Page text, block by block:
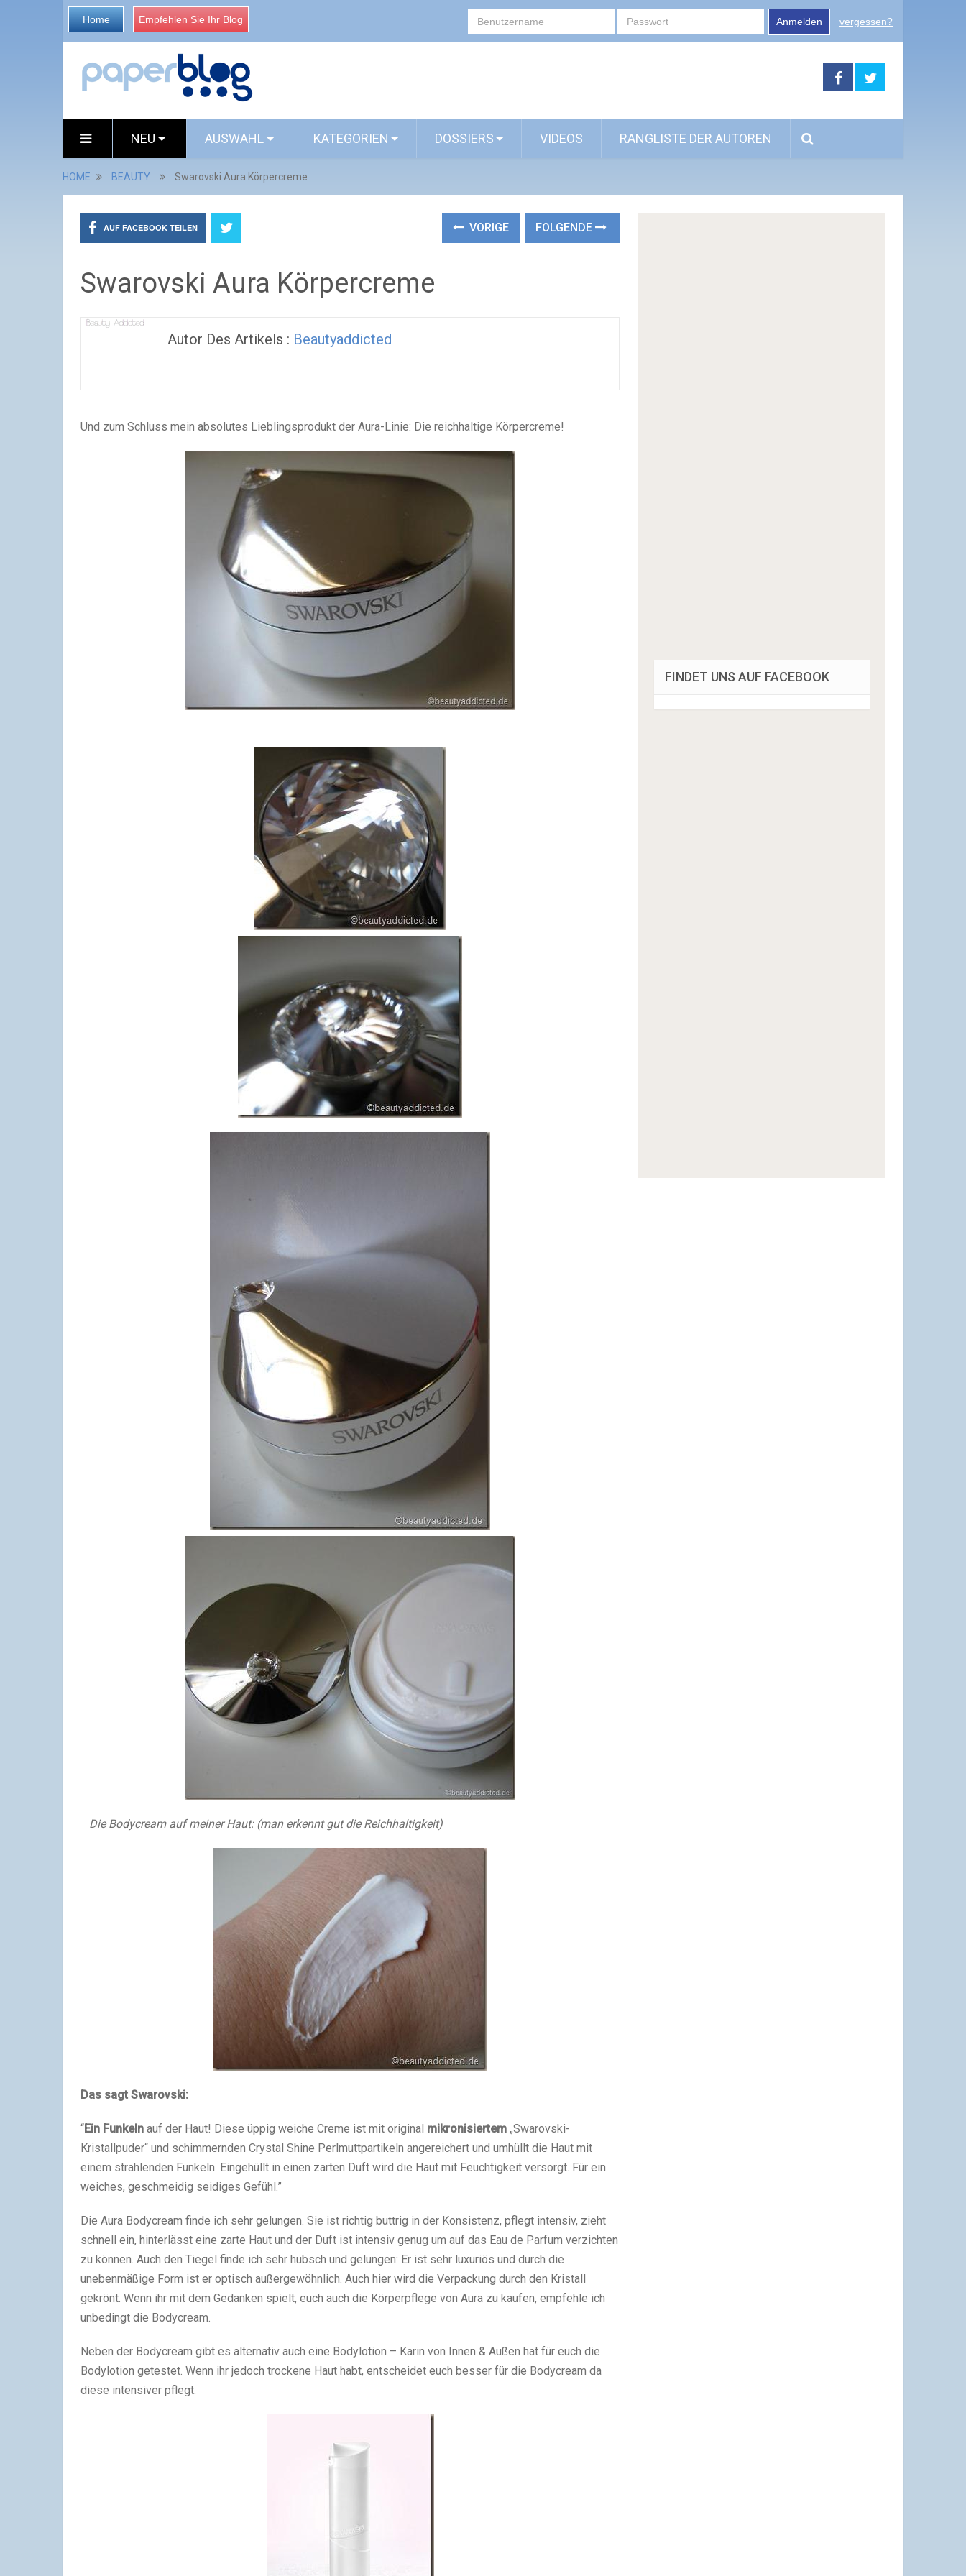
Home Empfehlen Sie Ihr Blog Anmelden vergessen?
NEU AUSWAHL KATEGORIEN DOSSIERS VIDEOS RANGLISTE DER AUTOREN
HOME BEAUTY Swarovski Aura Körpercreme
AUF FACEBOOK TEILEN VORIGE FOLGENDE
Swarovski Aura Körpercreme
Autor Des Artikels : Beautyaddicted
Und zum Schluss mein absolutes Lieblingsprodukt der Aura-Linie: Die reichhaltige Körpercreme!
Die Bodycream auf meiner Haut: (man erkennt gut die Reichhaltigkeit)
Das sagt Swarovski:
“Ein Funkeln auf der Haut! Diese üppig weiche Creme ist mit original mikronisiertem „Swarovski-
Kristallpuder“ und schimmernden Crystal Shine Perlmuttpartikeln angereichert und umhüllt die Haut mit
einem strahlenden Funkeln. Eingehüllt in einen zarten Duft wird die Haut mit Feuchtigkeit versorgt. Für ein
weiches, geschmeidig seidiges Gefühl.”
Die Aura Bodycream finde ich sehr gelungen. Sie ist richtig buttrig in der Konsistenz, pflegt intensiv, zieht
schnell ein, hinterlässt eine zarte Haut und der Duft ist intensiv genug um auf das Eau de Parfum verzichten
zu können. Auch den Tiegel finde ich sehr hübsch und gelungen: Er ist sehr luxuriös und durch die
unebenmäßige Form ist er optisch außergewöhnlich. Auch hier wird die Verpackung durch den Kristall
gekrönt. Wenn ihr mit dem Gedanken spielt, euch auch die Körperpflege von Aura zu kaufen, empfehle ich
unbedingt die Bodycream.
Neben der Bodycream gibt es alternativ auch eine Bodylotion – Karin von Innen & Außen hat für euch die
Bodylotion getestet. Wenn ihr jedoch trockene Haut habt, entscheidet euch besser für die Bodycream da
diese intensiver pflegt.
FINDET UNS AUF FACEBOOK